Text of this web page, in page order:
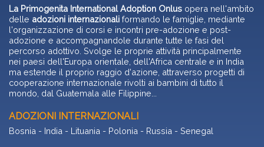
La Primogenita International Adoption Onlus opera nell'ambito
delle adozioni internazionali formando le famiglie, mediante
l'organizzazione di corsi e incontri pre-adozione e post-
adozione e accompagnandole durante tutte le fasi del
percorso adottivo. Svolge le proprie attività principalmente
nei paesi dell'Europa orientale, dell'Africa centrale e in India
ma estende il proprio raggio d'azione, attraverso progetti di
cooperazione internazionale rivolti ai bambini di tutto il
mondo, dal Guatemala alle Filippine...
ADOZIONI INTERNAZIONALI
Bosnia - India - Lituania - Polonia - Russia - Senegal